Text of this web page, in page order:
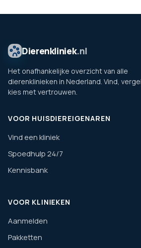
Dierenkliniek.nl
Het onafhankelijke overzicht van alle
dierenklinieken in Nederland. Vind,
kies met vertrouwen.
VOOR HUISDIEREIGENAREN
Vind een kliniek
Spoedhulp 24/7
Kennisbank
VOOR KLINIEKEN
Aanmelden
Pakketten